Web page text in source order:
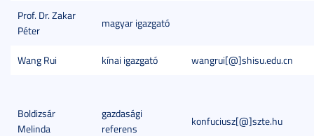
Prof. Dr. Zakar
Péter
magyar igazgató
Wang Rui kínai igazgató wangrui[@]shisu.edu.cn
Boldizsár
Melinda
gazdasági
referens
konfuciusz[@]szte.hu